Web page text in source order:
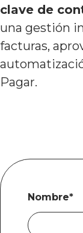
clave de
una gestión
facturas,
Pagar.
Nombre*